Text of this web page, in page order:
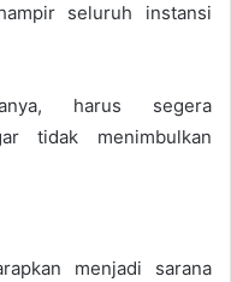
seluruh instansi
harus segera
tidak menimbulkan
menjadi sarana